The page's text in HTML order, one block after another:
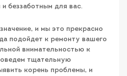
беззаботным для вас.
и мы это прекрасно
подойдет к ремонту вашего
внимательностью к
тщательную
корень проблемы, и